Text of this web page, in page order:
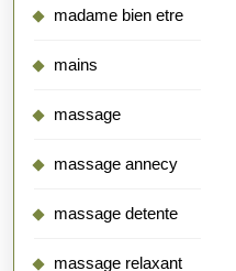
madame bien etre
mains
massage
massage annecy
massage detente
massage relaxant